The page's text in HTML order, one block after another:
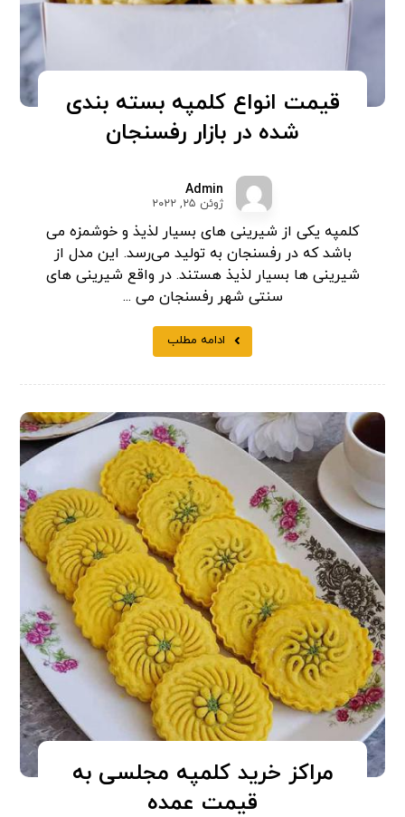
قیمت انواع کلمپه بسته بندی
شده در بازار رفسنجان
Admin
ژوئن ۲۵, ۲۰۲۲
کلمپه یکی از شیرینی های بسیار لذیذ و خوشمزه می
باشد که در رفسنجان به تولید می‌رسد. این مدل از
شیرینی ها بسیار لذیذ هستند. در واقع شیرینی های
سنتی شهر رفسنجان می ...
ادامه مطلب
مراکز خرید کلمپه مجلسی به
قیمت عمده